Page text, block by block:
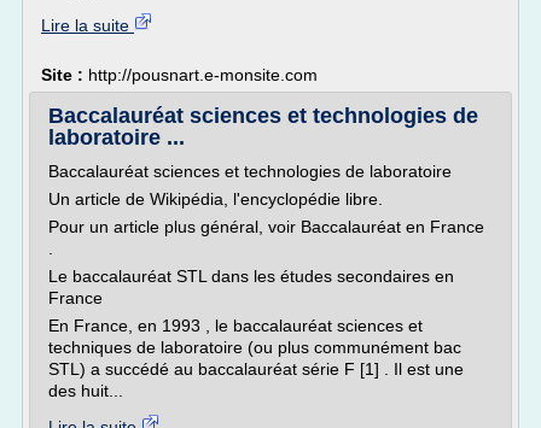
Lire la suite
Site : http://pousnart.e-monsite.com
Baccalauréat sciences et technologies de
laboratoire ...
Baccalauréat sciences et technologies de laboratoire
Un article de Wikipédia, l'encyclopédie libre.
Pour un article plus général, voir Baccalauréat en France
Le baccalauréat STL dans les études secondaires en
France
En France, en 1993 , le baccalauréat sciences et
techniques de laboratoire (ou plus communément bac
STL) a succédé au baccalauréat série F [1] . Il est une
des huit...